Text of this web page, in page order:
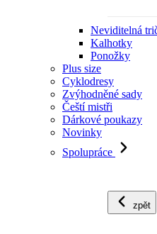
Neviditelná
Kalhotky
Ponožky
Plus size
Cyklodresy
Zvýhodněné sady
Čeští mistři
Dárkové poukazy
Novinky
Spolupráce
zpět